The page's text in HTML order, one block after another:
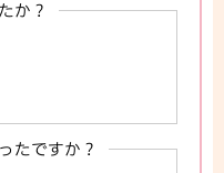
か？
たですか？